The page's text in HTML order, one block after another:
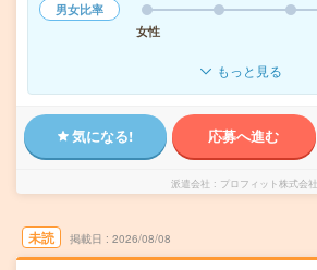
男女比率
女性
もっと見る
気になる! 応募へ進む
派遣会社 プロフィット株式会社
未読 掲載日 2026/08/08